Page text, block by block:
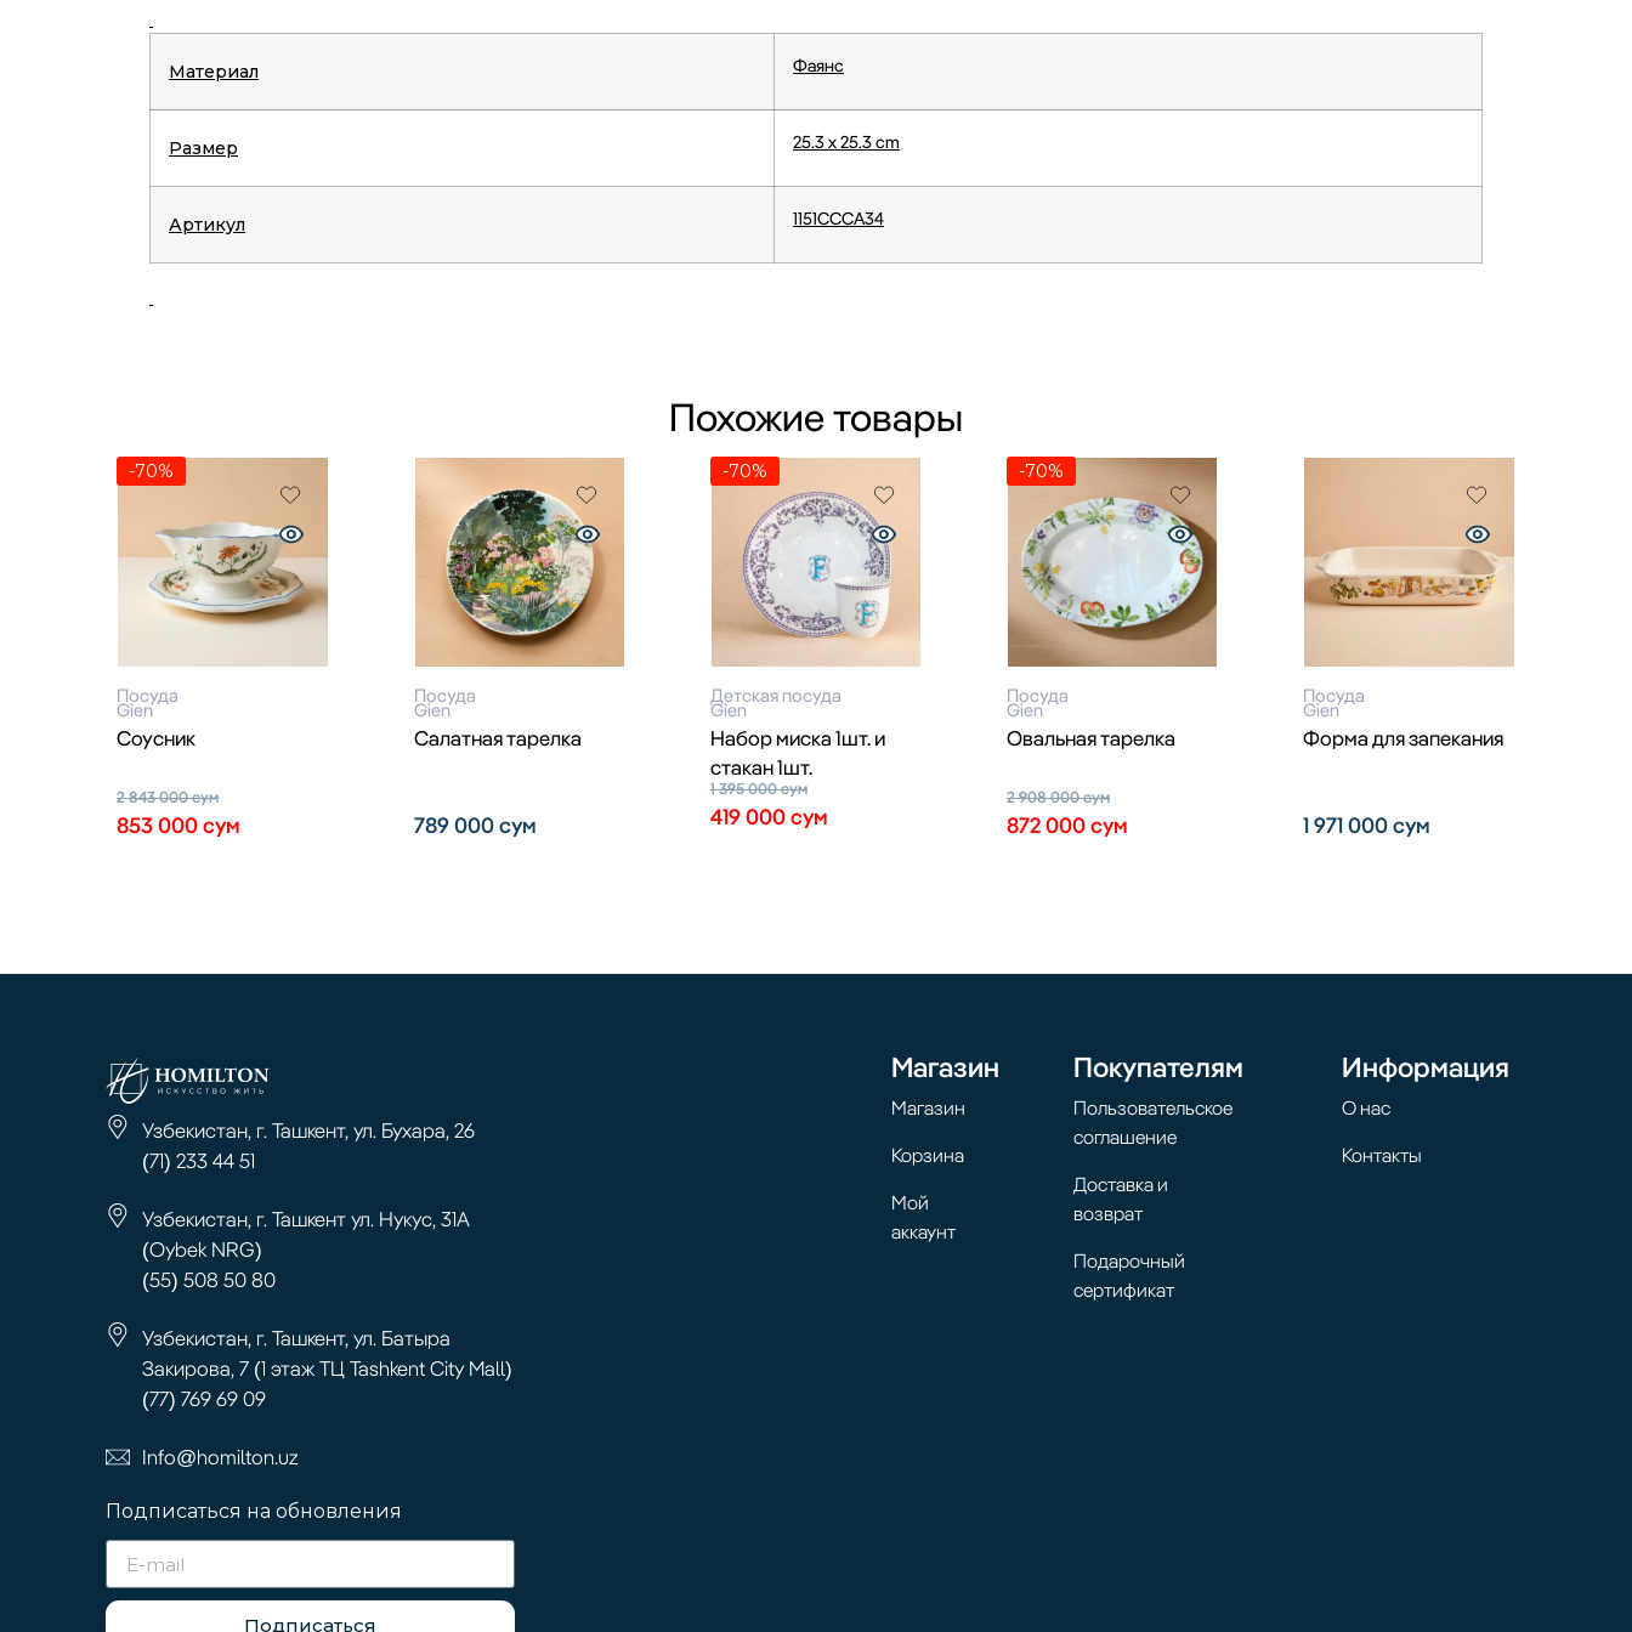
Материал Фаянс
Размер 25.3 x 25.3 cm
Артикул 1151CCCA34
Похожие товары
-70%
Посуда
Gien
Соусник
2 843 000сум
853 000сум
Посуда
Gien
Салатная тарелка
789 000сум
-70%
Детская посуда
Gien
Набор миска 1шт. и
стакан 1шт.
1 395 000сум
419 000сум
-70%
Посуда
Gien
Овальная тарелка
2 908 000сум
872 000сум
Посуда
Gien
Форма для запекания
1 971 000сум
Узбекистан, г. Ташкент, ул. Бухара, 26
(71) 233 44 51
Узбекистан, г. Ташкент ул. Нукус, 31А
(Oybek NRG)
(55) 508 50 80
Узбекистан, г. Ташкент, ул. Батыра
Закирова, 7 (1 этаж ТЦ Tashkent City Mall)
(77) 769 69 09
Info@homilton.uz
Подписаться на обновления
Подписаться
Магазин
Магазин
Корзина
Мой
аккаунт
Покупателям
Пользовательское
соглашение
Доставка и
возврат
Подарочный
сертификат
Информация
О нас
Контакты